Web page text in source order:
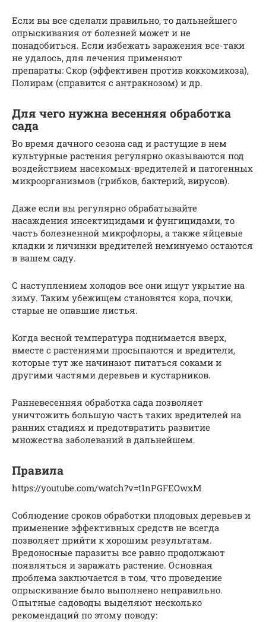
Если вы все сделали правильно, то дальнейшего
опрыскивания от болезней может и не
понадобиться. Если избежать заражения все-таки
не удалось, для лечения применяют
препараты: Скор (эффективен против коккомикоза),
Полирам (справится с антракнозом) и др.
Для чего нужна весенняя обработка
сада
Во время дачного сезона сад и растущие в нем
культурные растения регулярно оказываются под
воздействием насекомых-вредителей и патогенных
микроорганизмов (грибков, бактерий, вирусов).
Даже если вы регулярно обрабатывайте
насаждения инсектицидами и фунгицидами, то
часть болезненной микрофлоры, а также яйцевые
кладки и личинки вредителей неминуемо остаются
в вашем саду.
С наступлением холодов все они ищут укрытие на
зиму. Таким убежищем становятся кора, почки,
старые не опавшие листья.
Когда весной температура поднимается вверх,
вместе с растениями просыпаются и вредители,
которые тут же начинают питаться соками и
другими частями деревьев и кустарников.
Ранневесенняя обработка сада позволяет
уничтожить большую часть таких вредителей на
ранних стадиях и предотвратить развитие
множества заболеваний в дальнейшем.
Правила
https://youtube.com/watch?v=t1nPGFEOwxM
Соблюдение сроков обработки плодовых деревьев и
применение эффективных средств не всегда
позволяет прийти к хорошим результатам.
Вредоносные паразиты все равно продолжают
появляться и заражать растение. Основная
проблема заключается в том, что проведение
опрыскивание было выполнено неправильно.
Опытные садоводы выделяют несколько
рекомендаций по этому поводу: